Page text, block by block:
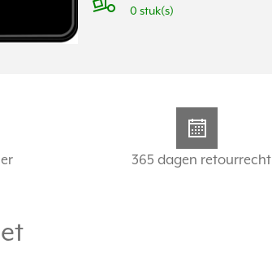
0 stuk(s)
365 dagen retourrecht